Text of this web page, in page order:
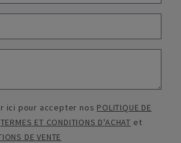
ici pour accepter nos POLITIQUE DE
TERMES ET CONDITIONS D'ACHAT et
DE VENTE